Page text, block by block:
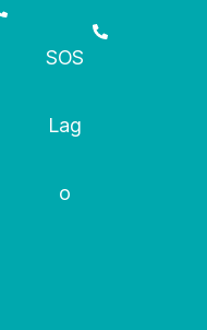
SOS
Lag
o